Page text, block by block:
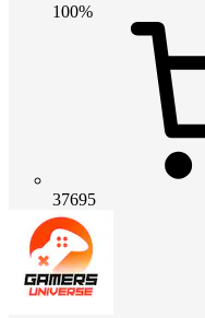
100%
37695